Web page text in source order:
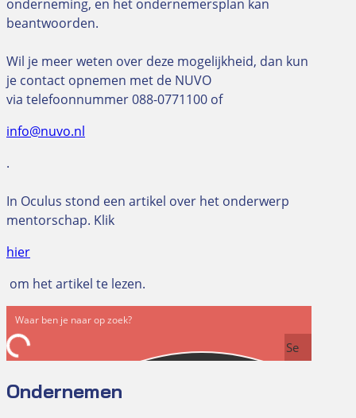
onderneming, en het ondernemersplan kan
beantwoorden.
Wil je meer weten over deze mogelijkheid, dan kun
je contact opnemen met de NUVO
via telefoonnummer 088-0771100 of
info@nuvo.nl
.
In Oculus stond een artikel over het onderwerp
mentorschap. Klik
hier
om het artikel te lezen.
Se
Ondernemen